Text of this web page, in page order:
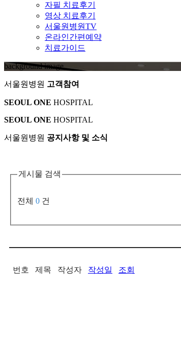
자필 치료후기
영상 치료후기
서울원병원TV
온라인간편예약
치료가이드
background image
서울원병원 고객참여
SEOUL ONE HOSPITAL
SEOUL ONE HOSPITAL
서울원병원 공지사항 및 소식
게시물 검색
전체 0 건
번호 제목 작성자 작성일 조회